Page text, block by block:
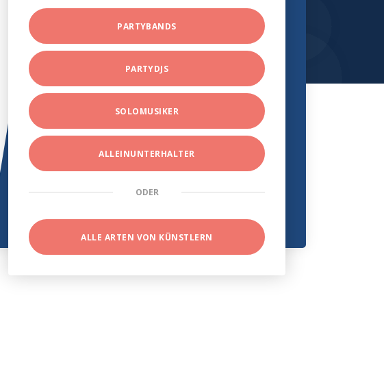
PARTYBANDS
PARTYDJS
SOLOMUSIKER
ALLEINUNTERHALTER
ODER
ALLE ARTEN VON KÜNSTLERN